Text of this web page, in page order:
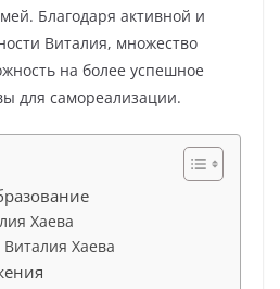
Благодаря активной и
Виталия, множество
на более успешное
для самореализации.
Хаева
Хаева